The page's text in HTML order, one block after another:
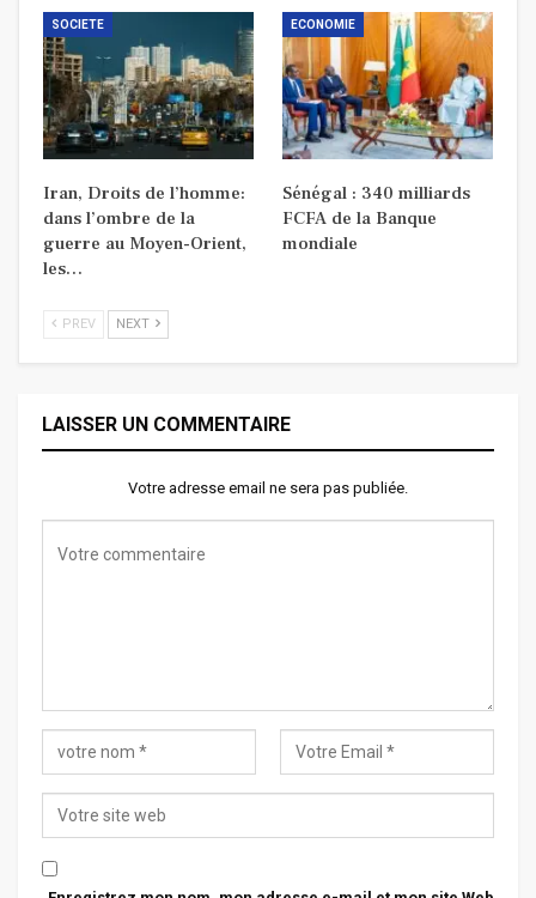
SOCIETE
Iran, Droits de l’homme:
dans l’ombre de la
guerre au Moyen-Orient,
les…
ECONOMIE
Sénégal : 340 milliards
FCFA de la Banque
mondiale
PREV NEXT
LAISSER UN COMMENTAIRE
Votre adresse email ne sera pas publiée.